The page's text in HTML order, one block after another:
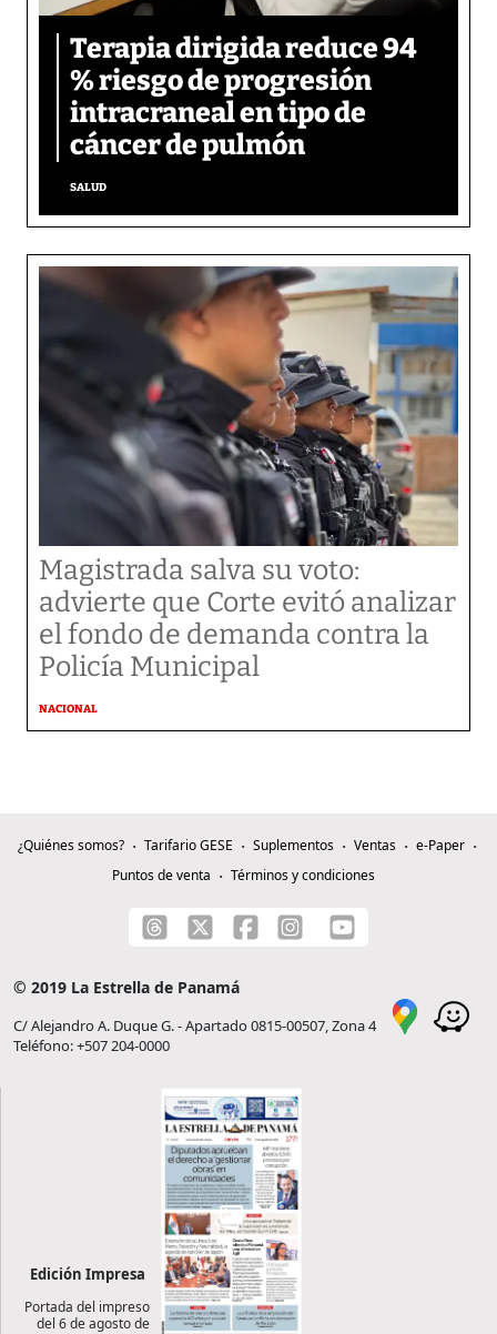
Terapia dirigida reduce 94
% riesgo de progresión
intracraneal en tipo de
cáncer de pulmón
SALUD
Magistrada salva su voto:
advierte que Corte evitó analizar
el fondo de demanda contra la
Policía Municipal
NACIONAL
¿Quiénes somos? Tarifario GESE Suplementos Ventas
e-Paper
Puntos de venta
Términos y condiciones
© 2019 La Estrella de Panamá
C/ Alejandro A. Duque G. - Apartado 0815-00507, Zona 4
Teléfono: +507 204-0000
Edición Impresa
Portada del impreso
del 6 de agosto de